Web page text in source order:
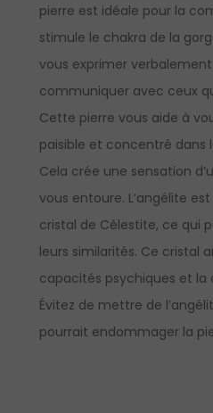
pierre est idéale pour la
stimule le chakra de la
vous exprimer
communiquer avec ceux
Cette pierre vous aide à
paisible et concentré dans
Cela crée une sensation
vous entoure. L’angélite
cristal de Célestite, ce qui
leurs similarités. Ce cristal
capacités psychiques et la
Évitez de mettre de
pourrait endommager la